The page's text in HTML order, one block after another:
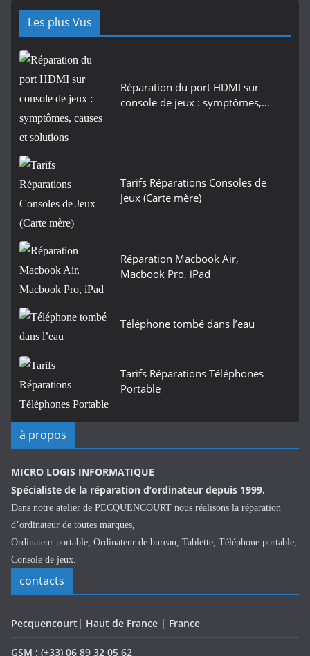
Les plus Vus
Réparation du port HDMI sur
console de jeux : symptômes,…
Tarifs Réparations Consoles de
Jeux (Carte mère)
Réparation Macbook Air,
Macbook Pro, iPad
Téléphone tombé dans l’eau
Tarifs Réparations Téléphones
Portable
à propos
MICRO LOGIS INFORMATIQUE
Spécialiste de la réparation d’ordinateur depuis 1999.
Dans notre atelier de PECQUENCOURT nous réalisons la réparation
d’ordinateur de toutes marques,
Ordinateur portable, Ordinateur de bureau, Tablette, Téléphone portable,
Console de jeux.
contacts
Pecquencourt| Haut de France | France
GSM : (+33) 06 89 32 05 62